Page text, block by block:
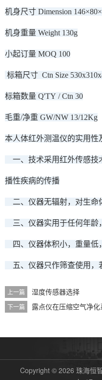
机身尺寸 Dimension
机身重量 Weight 130g
小起订量 MOQ 100
标箱尺寸 Ctn Size
标箱数量 Q'TY / Ctn 30
毛重/净重 GW/NW 13/12Kg
本人体红外测温仪的实用性
一、技术采用红外传感技
播性疾病的传播
二、仪器无辐射，对生命
三、仪器实用于任何年龄
四、仪器体积小，重量低
五、仪器只作筛查使用，
上一篇 湿度传感器选择
下一篇 露点仪在压缩空气净
Copyright © 2026 珠海恒